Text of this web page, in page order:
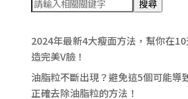
搜尋
2024年最新4大瘦面方法，幫你在
造完美V臉！
油脂粒不斷出現？避免這5個可能導
正確去除油脂粒的方法！